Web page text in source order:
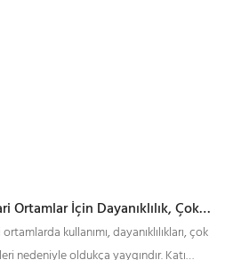
Ortamlar İçin Dayanıklılık, Çok
kullanımı, dayanıklılıkları, çok